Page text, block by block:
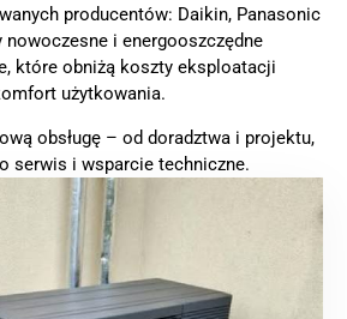
producentów: Daikin, Panasonic
nowoczesne i energooszczędne
które obniżą koszty eksploatacji
użytkowania.
obsługę – od doradztwa i projektu,
serwis i wsparcie techniczne.